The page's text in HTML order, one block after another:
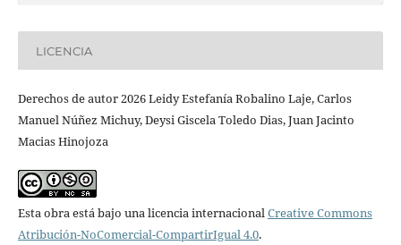
LICENCIA
Derechos de autor 2026 Leidy Estefanía Robalino Laje, Carlos
Manuel Núñez Michuy, Deysi Giscela Toledo Dias, Juan Jacinto
Macias Hinojoza
Esta obra está bajo una licencia internacionalCreative Commons
Atribución-NoComercial-CompartirIgual 4.0.